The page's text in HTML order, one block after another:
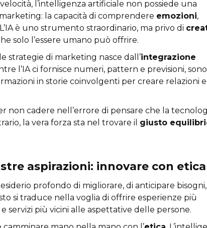
l’intelligenza artificiale non possiede una
la capacità di comprendere emozioni,
è uno strumento straordinario, ma privo di
solo l’essere umano può offrire.
strategie di marketing nasce dall’integrazione
l’IA ci fornisce numeri, pattern e previsioni,
in storie coinvolgenti per creare relazioni
non cadere nell’errore di pensare che la
la vera forza sta nel trovare il giusto
aspirazioni: innovare con etica
profondo di migliorare, di anticipare
si traduce nella voglia di offrire esperienze più
servizi più vicini alle aspettative delle persone.